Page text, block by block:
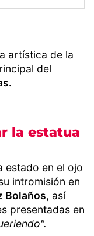
artística de la
del
la estatua
estado en el ojo
intromisión en
Bolaños, así
presentadas en